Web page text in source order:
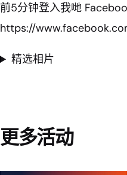
前5分钟登入我哋
https://
精选相片
更多活动